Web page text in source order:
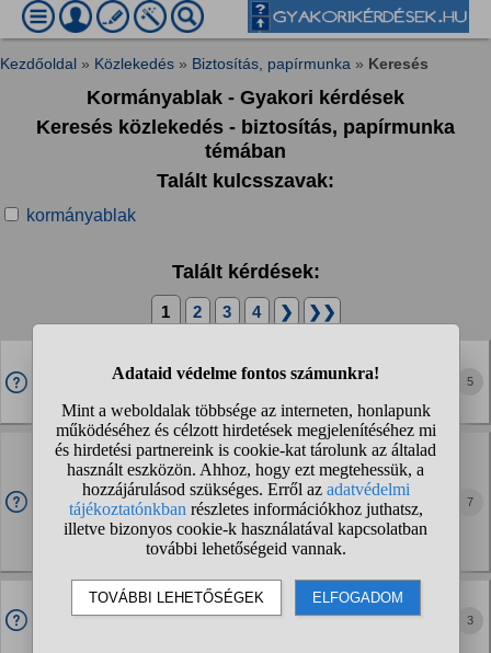
Kezdőoldal » Közlekedés » Biztosítás, papírmunka » Keresés
Kormányablak - Gyakori kérdések
Keresés közlekedés - biztosítás, papírmunka
témában
Talált kulcsszavak:
kormányablak
Talált kérdések:
1 2 3 4 ❯ ❯❯
jogosítványhoz be kell mennem a kormanyablakba?
Vagy mar automatikusan ki küldik a jogsit?
5
Jogosítvány megújításnál kötelező beszolgáltatni az
előző igazolványt?
Jött egy dokumentum és konkrétan mintha fenyegetnének,
hogy mulasztás esetén (a lejárt igazolványt nem
szolgáltatom be) beszüntetik az engedélyem első alkalom,
de én ezen meglepődtem. más igazolványnál eddig...
7
Kormányablakban gépjármű átírásnál elfogadják az
otthon több példányban kitöltött-kinyomtatott
3